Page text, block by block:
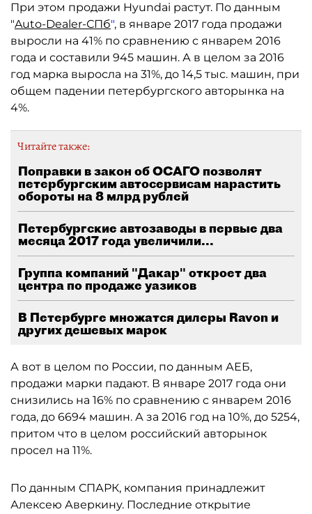
При этом продажи Hyundai растут. По данным
"Auto-Dealer-СПб", в январе 2017 года продажи
выросли на 41% по сравнению с январем 2016
года и составили 945 машин. А в целом за 2016
год марка выросла на 31%, до 14,5 тыс. машин, при
общем падении петербургского авторынка на
4%.
Читайте также:
Поправки в закон об ОСАГО позволят
петербургским автосервисам нарастить
обороты на 8 млрд рублей
Петербургские автозаводы в первые два
месяца 2017 года увеличили...
Группа компаний "Дакар" откроет два
центра по продаже уазиков
В Петербурге множатся дилеры Ravon и
других дешевых марок
А вот в целом по России, по данным АЕБ,
продажи марки падают. В январе 2017 года они
снизились на 16% по сравнению с январем 2016
года, до 6694 машин. А за 2016 год на 10%, до 5254,
притом что в целом российский авторынок
просел на 11%.
По данным СПАРК, компания принадлежит
Алексею Аверкину. Последние открытие